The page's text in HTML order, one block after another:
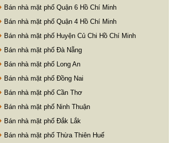
Bán nhà mặt phố Quận 6 Hồ Chí Minh
Bán nhà mặt phố Quận 4 Hồ Chí Minh
Bán nhà mặt phố Huyện Củ Chi Hồ Chí Minh
Bán nhà mặt phố Đà Nẵng
Bán nhà mặt phố Long An
Bán nhà mặt phố Đồng Nai
Bán nhà mặt phố Cần Thơ
Bán nhà mặt phố Ninh Thuận
Bán nhà mặt phố Đắk Lắk
Bán nhà mặt phố Thừa Thiên Huế